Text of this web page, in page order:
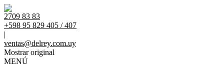
2709 83 83
+598 95 829 405 / 407
|
ventas@delrey.com.uy
Mostrar original
MENÚ